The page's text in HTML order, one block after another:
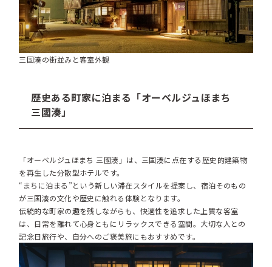
三国湊の街並みと客室外観
歴史ある町家に泊まる「オーベルジュほまち
三國湊」
「オーベルジュほまち 三國湊」は、三国湊に点在する歴史的建築物
を再生した分散型ホテルです。
“まちに泊まる”という新しい滞在スタイルを提案し、宿泊そのもの
が三国湊の文化や歴史に触れる体験となります。
伝統的な町家の趣を残しながらも、快適性を追求した上質な客室
は、日常を離れて心身ともにリラックスできる空間。大切な人との
記念日旅行や、自分へのご褒美旅にもおすすめです。